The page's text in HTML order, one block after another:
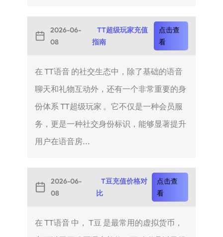
2026-06-
08
TT超级玩家充值
指南
点击查
看
在 TT语音 的社交生态中，除了基础的语音
聊天和礼物互动外，还有一个非常重要的身
份体系 TT超级玩家 。它不仅是一种会员服
务，更是一种社交身份标识，能够显著提升
用户在语音房...
2026-06-
08
T豆充值价格对
比
点击查
看
在 TT语音 中， T豆 是最常用的虚拟货币，